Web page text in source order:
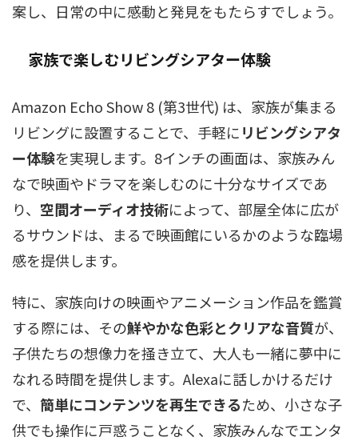
案し、日常の中に感動と発見をもたらすでしょう。
家族で楽しむリビングシアター体験
Amazon Echo Show 8 (第3世代) は、家族が集まる
リビングに設置することで、手軽にリビングシアタ
ー体験を実現します。8インチの画面は、家族みん
なで映画やドラマを楽しむのに十分なサイズであ
り、 空間オーディオ技術によって、部屋全体に広が
るサウンドは、まるで映画館にいるかのような臨場
感を提供します。
特に、家族向けの映画やアニメーション作品を鑑賞
する際には、その鮮やかな色彩とクリアな音質が、
子供たちの想像力を掻き立て、大人も一緒に夢中に
なれる時間を提供します。Alexaに話しかけるだけ
で、 簡単にコンテンツを再生できるため、小さな子
供でも操作に戸惑うことなく、家族みんなでエンタ